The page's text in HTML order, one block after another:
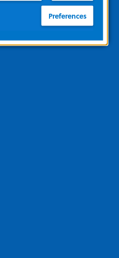
Preferences